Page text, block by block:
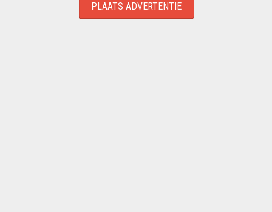
PLAATS ADVERTENTIE